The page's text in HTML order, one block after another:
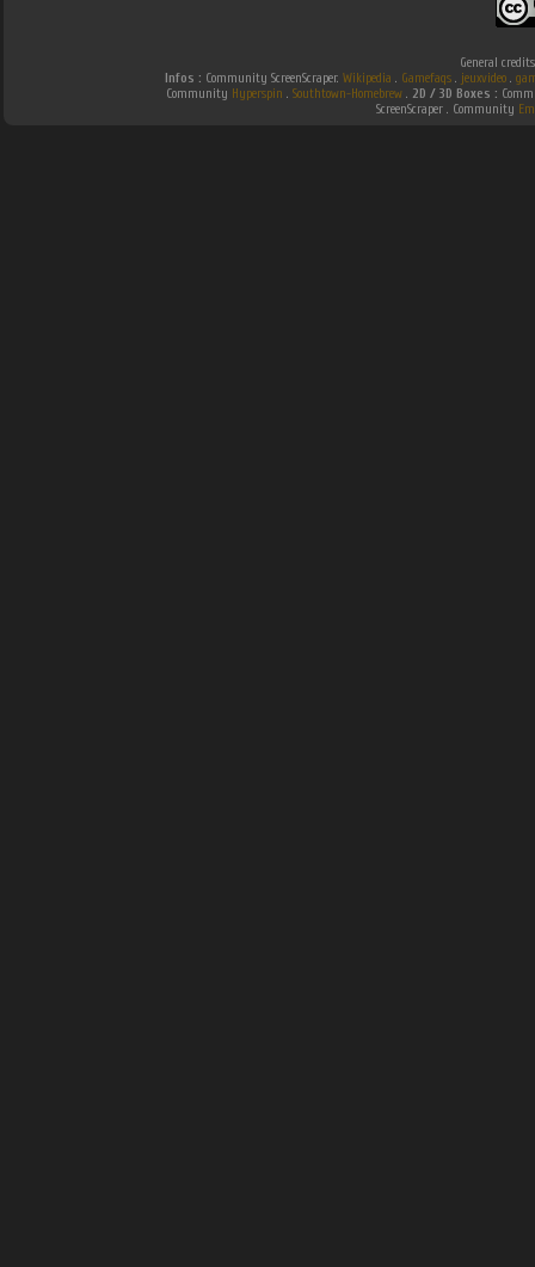
General
Infos : Community ScreenScraper. Wikipedia . Gamefaqs. jeuxvideo.
Community Hyperspin . Southtown-Homebrew. 2D / 3D Boxes :
ScreenScraper . Community